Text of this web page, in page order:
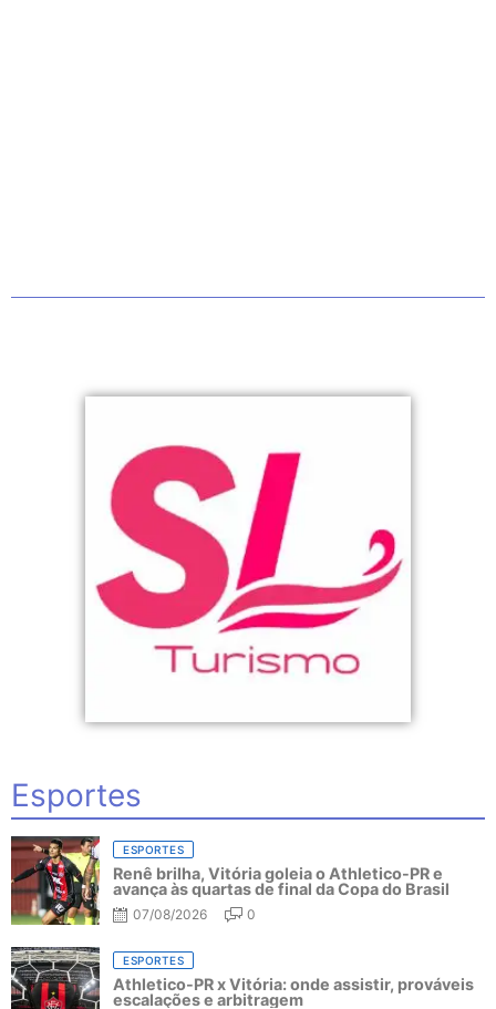
Esportes
ESPORTES
Renê brilha, Vitória goleia o Athletico-PR e
avança às quartas de final da Copa do Brasil
07/08/2026 0
ESPORTES
Athletico-PR x Vitória: onde assistir, prováveis
escalações e arbitragem